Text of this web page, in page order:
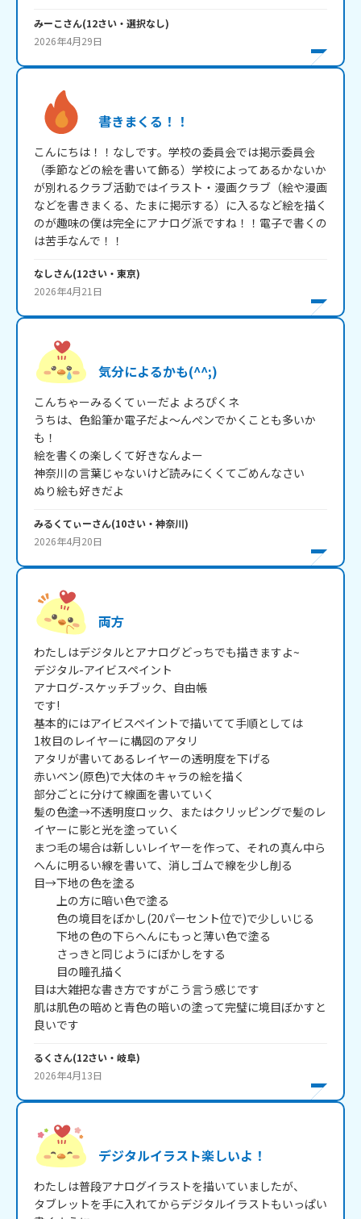
みーこさん(12さい・ 選択なし)
2026年4月29日
書きまくる！！
こんにちは！！なしです。学校の委員会では掲示委員会
（季節などの絵を書いて飾る）学校によってあるかないか
が別れるクラブ活動ではイラスト・漫画クラブ（絵や漫画
などを書きまくる、たまに掲示する）に入るなど絵を描く
のが趣味の僕は完全にアナログ派ですね！！電子で書くの
は苦手なんで！！
なしさん(12さい・ 東京)
2026年4月21日
気分によるかも(^^;)
こんちゃーみるくてぃーだよ よろぴくネ
うちは、色鉛筆か電子だよ～んぺンでかくことも多いか
も！
絵を書くの楽しくて好きなんよー
神奈川の言葉じゃないけど読みにくくてごめんなさい
ぬり絵も好きだよ
みるくてぃーさん(10さい・ 神奈川)
2026年4月20日
両方
わたしはデジタルとアナログどっちでも描きますよ~
デジタル-アイビスペイント
アナログ-スケッチブック、自由帳
です!
基本的にはアイビスペイントで描いてて手順としては
1枚目のレイヤーに構図のアタリ
アタリが書いてあるレイヤーの透明度を下げる
赤いペン(原色)で大体のキャラの絵を描く
部分ごとに分けて線画を書いていく
髪の色塗→不透明度ロック、またはクリッピングで髪のレ
イヤーに影と光を塗っていく
まつ毛の場合は新しいレイヤーを作って、それの真ん中ら
へんに明るい線を書いて、消しゴムで線を少し削る
目→下地の色を塗る
上の方に暗い色で塗る
色の境目をぼかし(20パーセント位で)で少しいじる
下地の色の下らへんにもっと薄い色で塗る
さっきと同じようにぼかしをする
目の瞳孔描く
目は大雑把な書き方ですがこう言う感じです
肌は肌色の暗めと青色の暗いの塗って完璧に境目ぼかすと
良いです
るく さん(12さい・ 岐阜)
2026年4月13日
デジタルイラスト楽しいよ！
わたしは普段アナログイラストを描いていましたが、
タブレットを手に入れてからデジタルイラストもいっぱい